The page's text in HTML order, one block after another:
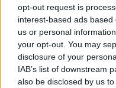
opt-out request is
interest-based ads
us or personal
your opt-out. You may
disclosure of your
IAB’s list of downstream
also be disclosed by us
hangzásokat
nyári koncertjei
kedvedre valót.
nevetésre és a
– itt a helyed a